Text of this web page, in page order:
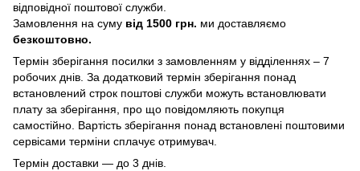
відповідної поштової служби.
Замовлення на суму від 1500 грн. ми доставляємо
безкоштовно.
Термін зберігання посилки з замовленням у відділеннях – 7
робочих днів. За додатковий термін зберігання понад
встановлений строк поштові служби можуть встановлювати
плату за зберігання, про що повідомляють покупця
самостійно. Вартість зберігання понад вcтановлені поштовими
сервісами терміни сплачує отримувач.
Термін доставки — до 3 днів.